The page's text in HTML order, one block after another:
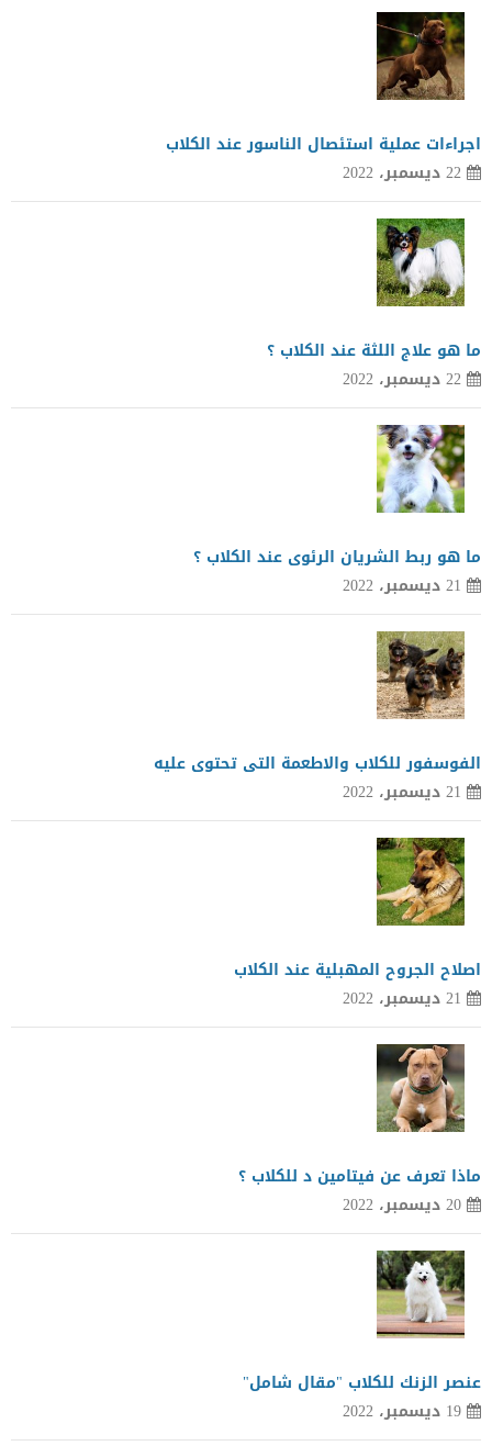
اجراءات عملية استئصال الناسور عند الكلاب
22 ديسمبر، 2022
ما هو علاج اللثة عند الكلاب ؟
22 ديسمبر، 2022
ما هو ربط الشريان الرئوى عند الكلاب ؟
21 ديسمبر، 2022
الفوسفور للكلاب والاطعمة التى تحتوى عليه
21 ديسمبر، 2022
اصلاح الجروح المهبلية عند الكلاب
21 ديسمبر، 2022
ماذا تعرف عن فيتامين د للكلاب ؟
20 ديسمبر، 2022
عنصر الزنك للكلاب "مقال شامل"
19 ديسمبر، 2022